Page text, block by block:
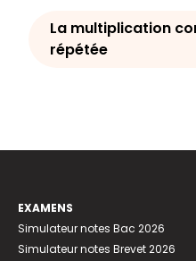
La multiplication
répétée
EXAMENS
Simulateur notes Bac 2026
Simulateur notes Brevet 2026